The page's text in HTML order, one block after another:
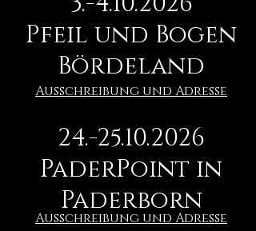
Pfeil und Bogen
Bördeland
Ausschreibung und Adresse
24.-25.10.2026
PaderPoint in
Paderborn
Ausschreibung und Adresse